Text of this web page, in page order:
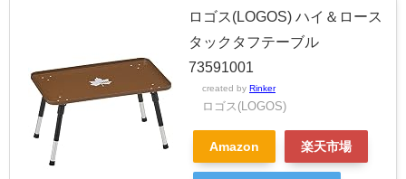
ロゴス(LOGOS) ハイ＆ロース
タックタフテーブル
73591001
created by Rinker
ロゴス(LOGOS)
Amazon 楽天市場